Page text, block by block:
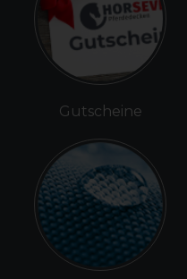
Gutscheine